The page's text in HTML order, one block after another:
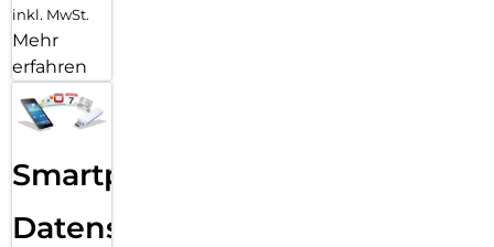
inkl. MwSt.
Mehr
erfahren
Smartphone
Datensicherung